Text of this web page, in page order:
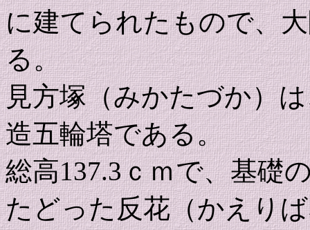
に建てられたもので、
る。
見方塚（みかたづか）
造五輪塔である。
総高137.3ｃｍで、基礎
たどった反花（かえり